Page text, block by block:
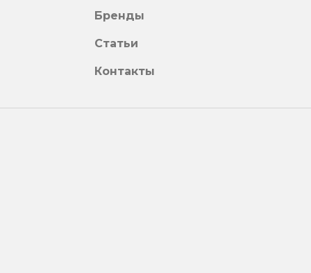
Бренды
Статьи
Контакты